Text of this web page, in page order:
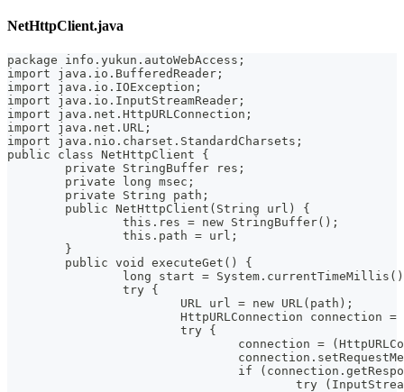
NetHttpClient.java
package info.yukun.autoWebAccess;
import java.io.BufferedReader;
import java.io.IOException;
import java.io.InputStreamReader;
import java.net.HttpURLConnection;
import java.net.URL;
import java.nio.charset.StandardCharsets;
public class NetHttpClient {
	private StringBuffer res;
	private long msec;
	private String path;
	public NetHttpClient(String url) {
		this.res = new StringBuffer();
		this.path = url;
	}
	public void executeGet() {
long start =
		try {
			URL url = new URL(path);
HttpURLConnection connection =
			try {
connection =
if
try